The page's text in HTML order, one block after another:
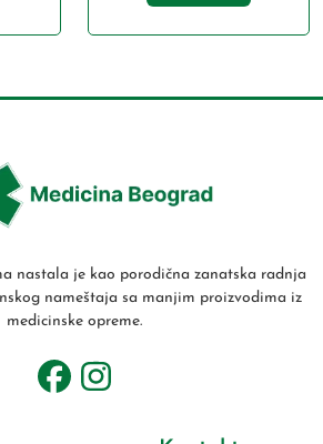
nastala je kao porodična zanatska radnja
nameštaja sa manjim proizvodima iz
medicinske opreme.